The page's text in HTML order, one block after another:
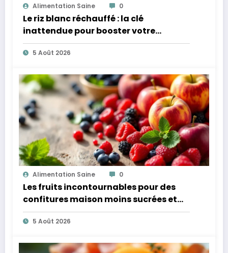
Alimentation Saine 0
Le riz blanc réchauffé : la clé
inattendue pour booster votre
microbiote
5 Août 2026
Alimentation Saine 0
Les fruits incontournables pour des
confitures maison moins sucrées et
plus légères
5 Août 2026